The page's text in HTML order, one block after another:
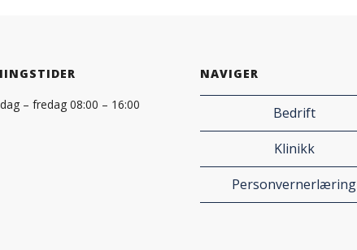
– fredag 08:00 – 16:00
NAVIGER
Bedrift
Klinikk
Personvernerlæring